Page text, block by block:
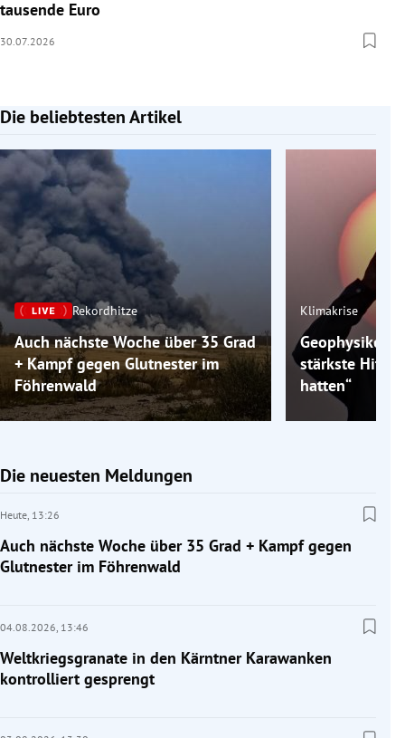
tausende Euro
30.07.2026
Die beliebtesten Artikel
Slide 1 von 7
Rekordhitze
Auch nächste Woche über 35 Grad
+ Kampf gegen Glutnester im
Föhrenwald
Klimakrise
Geophysiker:
stärkste
hatten“
Die neuesten Meldungen
Heute, 13:26
Auch nächste Woche über 35 Grad + Kampf gegen
Glutnester im Föhrenwald
04.08.2026, 13:46
Weltkriegsgranate in den Kärntner Karawanken
kontrolliert gesprengt